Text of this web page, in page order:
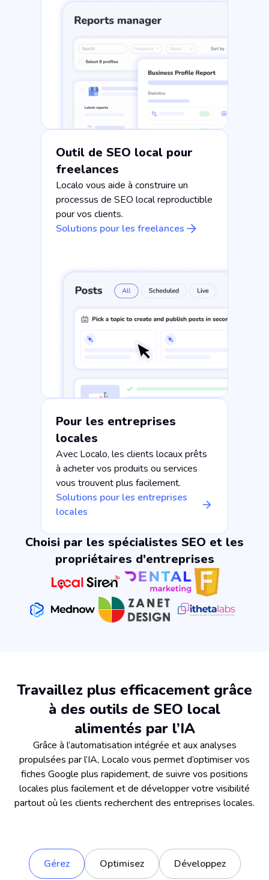
Outil de SEO local pour
freelances
Localo vous aide à construire un
processus de SEO local reproductible
pour vos clients.
Solutions pour les freelances
Pour les entreprises
locales
Avec Localo, les clients locaux prêts
à acheter vos produits ou services
vous trouvent plus facilement.
Solutions pour les entreprises
locales
Choisi par les spécialistes SEO et les
propriétaires d'entreprises
Travaillez plus efficacement grâce
à des outils de SEO local
alimentés par l’IA
Grâce à l’automatisation intégrée et aux analyses
propulsées par l’IA, Localo vous permet d’optimiser vos
fiches Google plus rapidement, de suivre vos positions
locales plus facilement et de développer votre visibilité
partout où les clients recherchent des entreprises locales.
Gérez Optimisez Développez